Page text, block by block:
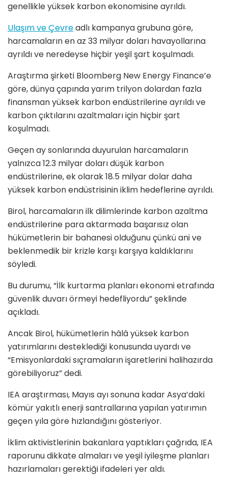
genellikle yüksek karbon ekonomisine ayrıldı.
Ulaşım ve Çevreadlı kampanya grubuna göre,
harcamaların en az 33 milyar doları havayollarına
ayrıldı ve neredeyse hiçbir yeşil şart koşulmadı.
Araştırma şirketi Bloomberg New Energy Finance’e
göre, dünya çapında yarım trilyon dolardan fazla
finansman yüksek karbon endüstrilerine ayrıldı ve
karbon çıktılarını azaltmaları için hiçbir şart
koşulmadı.
Geçen ay sonlarında duyurulan harcamaların
yalnızca 12.3 milyar doları düşük karbon
endüstrilerine, ek olarak 18.5 milyar dolar daha
yüksek karbon endüstrisinin iklim hedeflerine ayrıldı.
Birol, harcamaların ilk dilimlerinde karbon azaltma
endüstrilerine para aktarmada başarısız olan
hükümetlerin bir bahanesi olduğunu çünkü ani ve
beklenmedik bir krizle karşı karşıya kaldıklarını
söyledi.
Bu durumu, “İlk kurtarma planları ekonomi etrafında
güvenlik duvarı örmeyi hedefliyordu” şeklinde
açıkladı.
Ancak Birol, hükümetlerin hâlâ yüksek karbon
yatırımlarını desteklediği konusunda uyardı ve
“Emisyonlardaki sıçramaların işaretlerini halihazırda
görebiliyoruz” dedi.
IEA araştırması, Mayıs ayı sonuna kadar Asya’daki
kömür yakıtlı enerji santrallarına yapılan yatırımın
geçen yıla göre hızlandığını gösteriyor.
İklim aktivistlerinin bakanlara yaptıkları çağrıda, IEA
raporunu dikkate almaları ve yeşil iyileşme planları
hazırlamaları gerektiği ifadeleri yer aldı.